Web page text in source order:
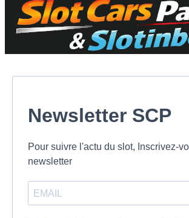
Newsletter SCP
Pour suivre l'actu du slot, Inscrivez-
newsletter